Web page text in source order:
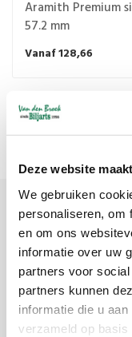
Deze website
We gebruiken
personaliseren, om
en om ons
informatie over uw
partners voor
partners kunnen
informatie die u
verzameld op basis
Aramith Premium
57.2 mm
Vanaf 128,66
Popularity
Sign
Get the latest